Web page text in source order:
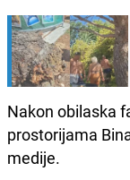
Nakon obilaska
prostorijama
medije.